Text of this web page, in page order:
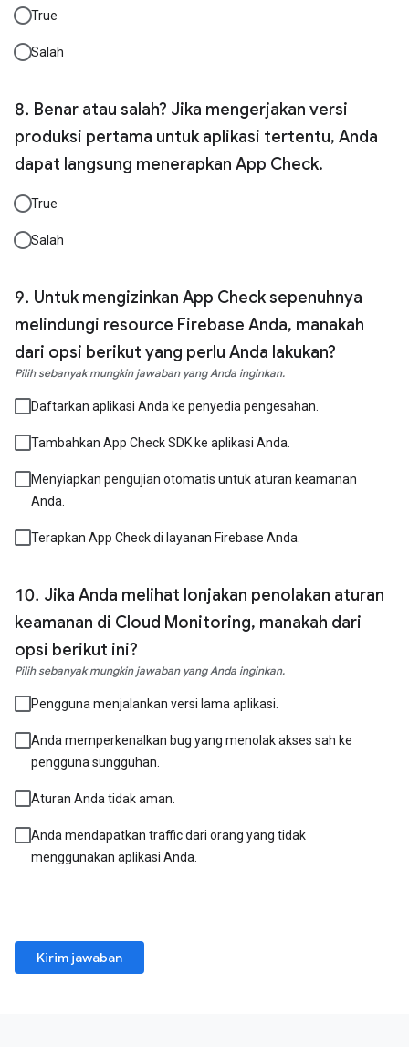
True
Salah
Benar atau salah? Jika mengerjakan versi
produksi pertama untuk aplikasi tertentu, Anda
dapat langsung menerapkan App Check.
True
Salah
Untuk mengizinkan App Check sepenuhnya
melindungi resource Firebase Anda, manakah
dari opsi berikut yang perlu Anda lakukan?
Pilih sebanyak mungkin jawaban yang Anda inginkan.
Daftarkan aplikasi Anda ke penyedia pengesahan.
Tambahkan App Check SDK ke aplikasi Anda.
Menyiapkan pengujian otomatis untuk aturan keamanan
Anda.
Terapkan App Check di layanan Firebase Anda.
Jika Anda melihat lonjakan penolakan aturan
keamanan di Cloud Monitoring, manakah dari
opsi berikut ini?
Pilih sebanyak mungkin jawaban yang Anda inginkan.
Pengguna menjalankan versi lama aplikasi.
Anda memperkenalkan bug yang menolak akses sah ke
pengguna sungguhan.
Aturan Anda tidak aman.
Anda mendapatkan traffic dari orang yang tidak
menggunakan aplikasi Anda.
Kirim jawaban